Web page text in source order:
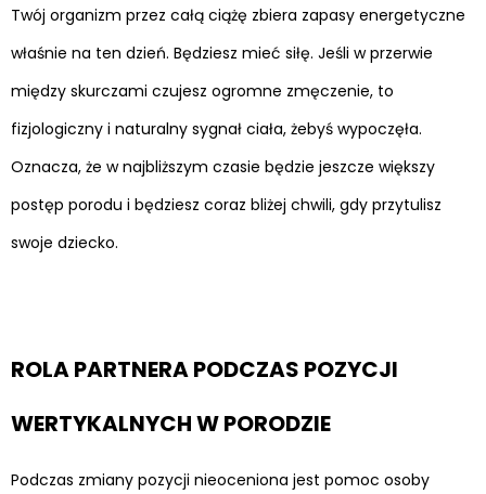
Twój organizm przez całą ciążę zbiera zapasy energetyczne
właśnie na ten dzień. Będziesz mieć siłę. Jeśli w przerwie
między skurczami czujesz ogromne zmęczenie, to
fizjologiczny i naturalny sygnał ciała, żebyś wypoczęła.
Oznacza, że w najbliższym czasie będzie jeszcze większy
postęp porodu i będziesz coraz bliżej chwili, gdy przytulisz
swoje dziecko.
ROLA PARTNERA PODCZAS POZYCJI
WERTYKALNYCH W PORODZIE
Podczas zmiany pozycji nieoceniona jest pomoc osoby